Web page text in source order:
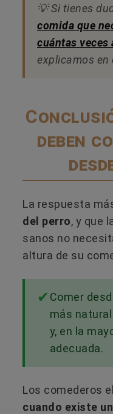
💡 Si tienes
comida que
cuántas veces
explicamos en
deben
La respuesta
del perro, y que
sanos no
altura de su
Comer
más
y, en la
adecuada.
Los comederos
cuando existe